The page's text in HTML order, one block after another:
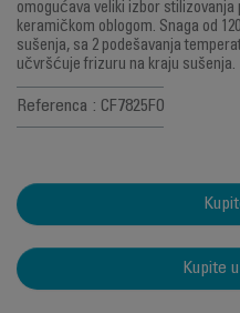
omogućava veliki izbor stilizovanja
keramičkom oblogom. Snaga od
sušenja, sa 2 podešavanja
učvršćuje frizuru na kraju sušenja.
Referenca : CF7825F0
Kupite